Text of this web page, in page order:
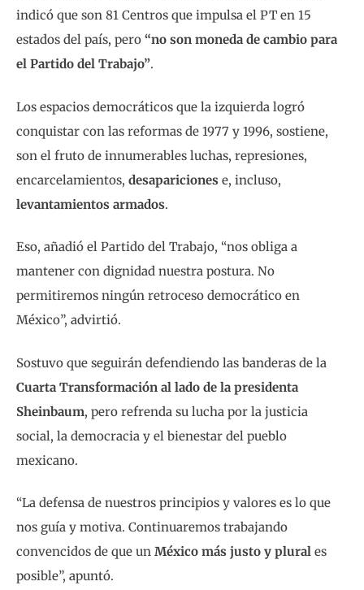
indicó que son 81 Centros que impulsa el PT en 15
estados del país, pero “no son moneda de cambio para
el Partido del Trabajo”.
Los espacios democráticos que la izquierda logró
conquistar con las reformas de 1977 y 1996, sostiene,
son el fruto de innumerables luchas, represiones,
encarcelamientos, desapariciones e, incluso,
levantamientos armados.
Eso, añadió el Partido del Trabajo, “nos obliga a
mantener con dignidad nuestra postura. No
permitiremos ningún retroceso democrático en
México”, advirtió.
Sostuvo que seguirán defendiendo las banderas de la
Cuarta Transformación al lado de la presidenta
Sheinbaum, pero refrenda su lucha por la justicia
social, la democracia y el bienestar del pueblo
mexicano.
“La defensa de nuestros principios y valores es lo que
nos guía y motiva. Continuaremos trabajando
convencidos de que un México más justo y plural es
posible”, apuntó.